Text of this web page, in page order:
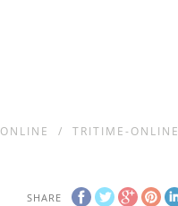
ONLINE / TRITIME-ONLINE
SHARE